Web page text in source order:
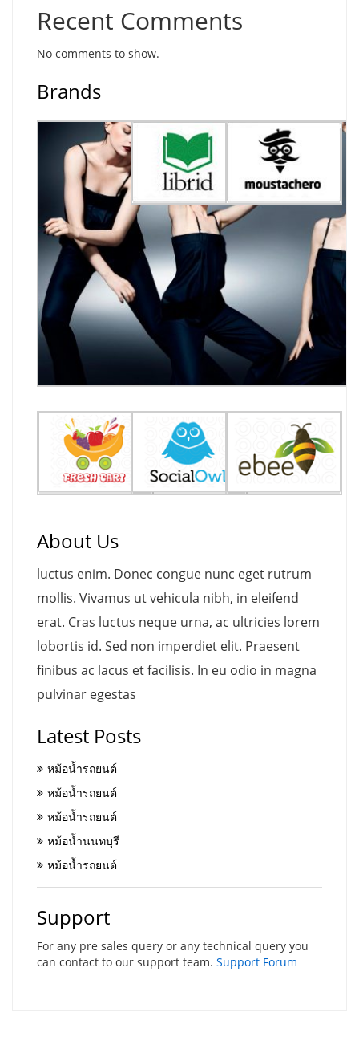
Recent Comments
No comments to show.
Brands
About Us
luctus enim. Donec congue nunc eget rutrum
mollis. Vivamus ut vehicula nibh, in eleifend
erat. Cras luctus neque urna, ac ultricies lorem
lobortis id. Sed non imperdiet elit. Praesent
finibus ac lacus et facilisis. In eu odio in magna
pulvinar egestas
Latest Posts
หม้อน้ำรถยนต์
หม้อน้ำรถยนต์
หม้อน้ำรถยนต์
หม้อน้ำนนทบุรี
หม้อน้ำรถยนต์
Support
For any pre sales query or any technical query you
can contact to our support team. Support Forum